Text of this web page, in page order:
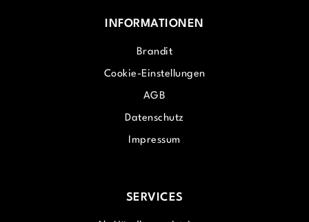
INFORMATIONEN
Brandit
Cookie-Einstellungen
AGB
Datenschutz
Impressum
SERVICES